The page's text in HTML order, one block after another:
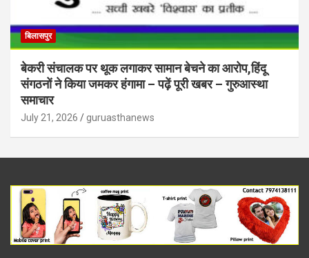
बिलासपुर
बेकरी संचालक पर थूक लगाकर सामान बेचने का आरोप,हिंदू
संगठनों ने किया जमकर हंगामा – पढ़ें पूरी खबर – गुरुआस्था
समाचार
July 21, 2026 guruasthanews